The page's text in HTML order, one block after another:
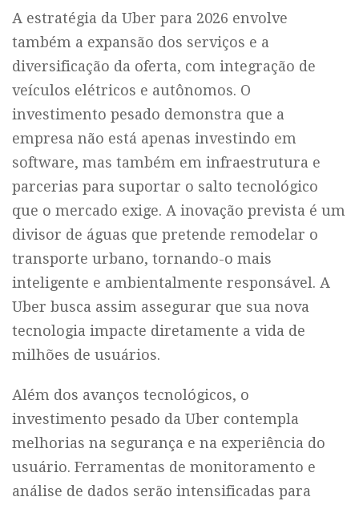
A estratégia da Uber para 2026 envolve
também a expansão dos serviços e a
diversificação da oferta, com integração de
veículos elétricos e autônomos. O
investimento pesado demonstra que a
empresa não está apenas investindo em
software, mas também em infraestrutura e
parcerias para suportar o salto tecnológico
que o mercado exige. A inovação prevista é um
divisor de águas que pretende remodelar o
transporte urbano, tornando-o mais
inteligente e ambientalmente responsável. A
Uber busca assim assegurar que sua nova
tecnologia impacte diretamente a vida de
milhões de usuários.
Além dos avanços tecnológicos, o
investimento pesado da Uber contempla
melhorias na segurança e na experiência do
usuário. Ferramentas de monitoramento e
análise de dados serão intensificadas para